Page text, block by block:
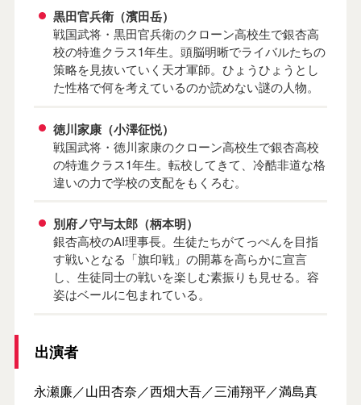
黒田官兵衛（濱田岳）
戦国武将・黒田官兵衛のクローン高校生で銀杏高
校の特進クラス1年生。頭脳明晰でライバルたちの
策略を見抜いていく天才軍師。ひょうひょうとし
た性格で何を考えているのか読めない謎の人物。
徳川家康（小澤征悦）
戦国武将・徳川家康のクローン高校生で銀杏高校
の特進クラス1年生。転校してきて、冷酷非道な格
違いの力で学校の支配をもくろむ。
別府ノ守与太郎（柄本明）
銀杏高校のAI理事長。生徒たちがてっぺんを目指
す戦いとなる「旗印戦」の開幕を高らかに宣言
し、生徒同士の戦いを楽しむ素振りも見せる。容
姿はベールに包まれている。
出演者
永瀬廉／山田杏奈／西畑大吾／三浦翔平／満島真